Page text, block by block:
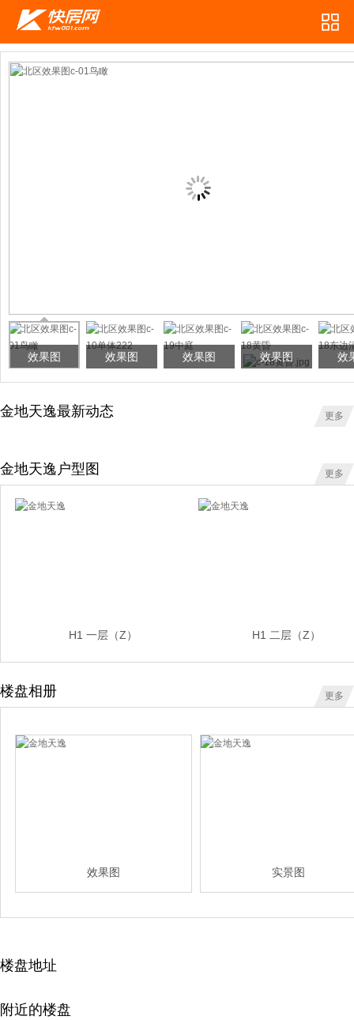
效果图 效果图 效果图 效果图 效
金地天逸最新动态 更多
金地天逸户型图 更多
H1 一层（Z） H1 二层（Z）
楼盘相册 更多
效果图 实景图
楼盘地址
附近的楼盘